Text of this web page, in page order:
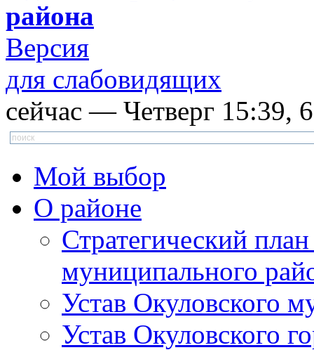
района
Версия
для слабовидящих
сейчас — Четверг 15:39, 6
Мой выбор
О районе
Стратегический
муниципального
Устав Окуловского
Устав Окуловского